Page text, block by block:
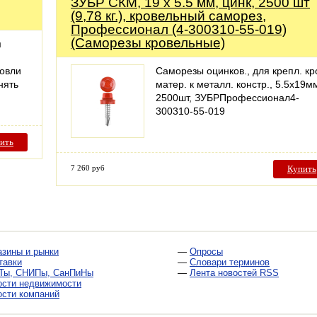
(9,78 кг.), кровельный саморез,
Профессионал (4-300310-55-019)
(Саморезы кровельные)
Саморезы оцинков., для крепл.
матер. к металл. констр.,
2500шт, ЗУБРПрофессионал4-
300310-55-019
7 260 руб Купить
и рынки
СНИПы, СанПиНы
недвижимости
компаний
— Опросы
— Словари терминов
— Лента новостей RSS